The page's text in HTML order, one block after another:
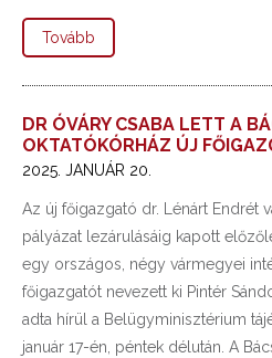
Tovább
DR ÓVÁRY CSABA LETT A
OKTATÓKÓRHÁZ ÚJ
2025. JANUÁR 20.
Az új főigazgató dr. Lénárt Endrét
pályázat lezárulásáig kapott
egy országos, négy vármegyei
főigazgatót nevezett ki Pintér
adta hírül a Belügyminisztérium
január 17-én, péntek délután. A